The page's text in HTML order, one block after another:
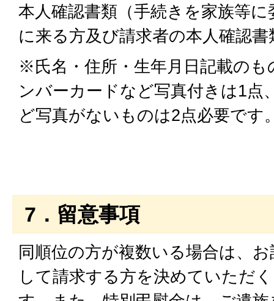
本人確認書類（手続きを家族等
に来る方及び請求者の本人確認書
※氏名・住所・生年月日記載のも
ンバーカードなど写真付きは1点
ど写真がないものは2点必要です
7．留意事項
同順位の方が複数いる場合は、
して請求する方を決めていただ